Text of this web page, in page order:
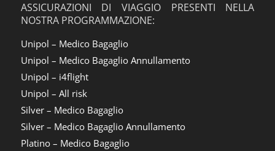
ASSICURAZIONI DI VIAGGIO PRESENTI NELLA
NOSTRA PROGRAMMAZIONE:
Unipol – Medico Bagaglio
Unipol – Medico Bagaglio Annullamento
Unipol – i4flight
Unipol – All risk
Silver – Medico Bagaglio
Silver – Medico Bagaglio Annullamento
Platino – Medico Bagaglio